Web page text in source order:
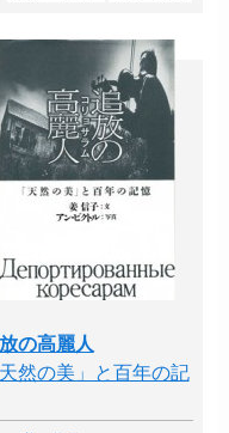
の高麗人
天然の美」と百年の記